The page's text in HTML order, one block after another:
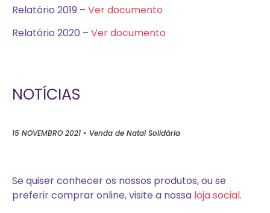
Relatório 2019 – Ver documento
Relatório 2020 – Ver documento
NOTÍCIAS
15 NOVEMBRO 2021 • Venda de Natal Solidária
Se quiser conhecer os nossos produtos, ou se
preferir comprar online, visite a nossa loja social.